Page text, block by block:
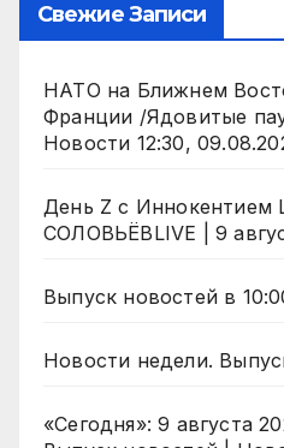
Свежие Записи
НАТО на Ближнем
Франции /Ядовитые
Новости 12:30,
День Z с Иннокентием
СОЛОВЬЁВLIVE | 9
Выпуск новостей в
Новости недели.
«Сегодня»: 9 августа